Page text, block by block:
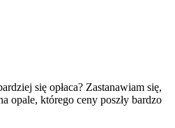
się opłaca? Zastanawiam się,
opale, którego ceny poszły bardzo